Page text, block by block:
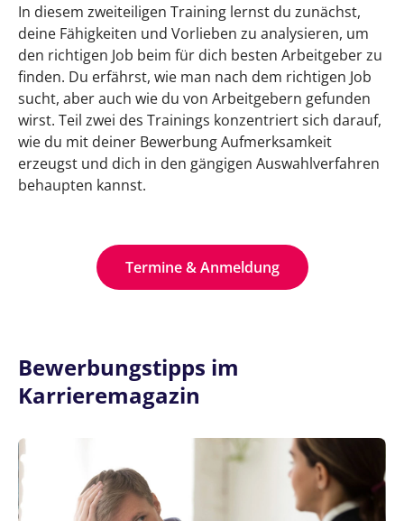
In diesem zweiteiligen Training lernst du zunächst,
deine Fähigkeiten und Vorlieben zu analysieren, um
den richtigen Job beim für dich besten Arbeitgeber zu
finden. Du erfährst, wie man nach dem richtigen Job
sucht, aber auch wie du von Arbeitgebern gefunden
wirst. Teil zwei des Trainings konzentriert sich darauf,
wie du mit deiner Bewerbung Aufmerksamkeit
erzeugst und dich in den gängigen Auswahlverfahren
behaupten kannst.
Termine & Anmeldung
Bewerbungstipps im
Karrieremagazin